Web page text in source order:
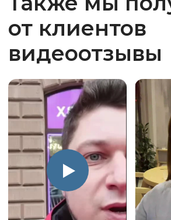
Прикрепите фото
Ваше имя
Сделайте нам несколько фото
вашего предприятия и специалист
удалённо подскажет подходящие
кондиционеры, а также рассчитает
примерную стоимость
Получите подробную
консультацию онлайн
без выезда замерщика